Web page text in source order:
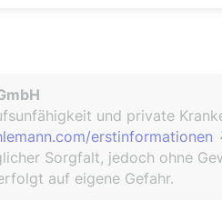
und private
erstinformationen
Sorgfalt, jedoch ohne
auf eigene Gefahr.